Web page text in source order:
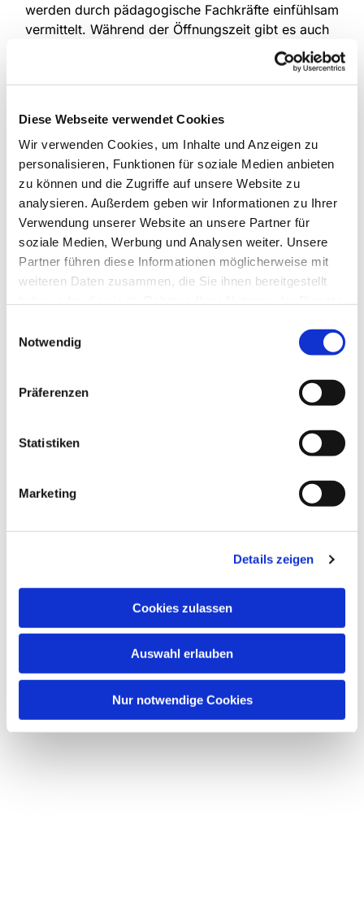
Diese Webseite verwendet Cookies
Wir verwenden Cookies, um Inhalte und Anzeigen zu
personalisieren, Funktionen für soziale Medien anbieten
zu können und die Zugriffe auf unsere Website zu
analysieren. Außerdem geben wir Informationen zu Ihrer
Verwendung unserer Website an unsere Partner für
soziale Medien, Werbung und Analysen weiter. Unsere
Partner führen diese Informationen möglicherweise mit
weiteren Daten zusammen, die Sie ihnen bereitgestellt
Notwendig
Präferenzen
Statistiken
Marketing
Details zeigen
Cookies zulassen
Auswahl erlauben
Nur notwendige Cookies
werden durch pädagogische Fachkräfte einfühlsam
vermittelt. Während der Öffnungszeit gibt es auch
eine kleine Spieleinheit mit den kleinen Kindern,
hier werden erste Fingerspiele und kleine
Bewegungs-, Kreis- und Singspiele angeboten, um
Entwicklung des Kindes zu sensibilisieren. Dieses
Angebot wird unterstützt durch Kollekten der Ev.
Kirche von Westfalen, Familienzentren
und Kooperationen mit Gemeinden aus dem
Kirchenkreis Unna.
Textquelle:Café Knirps® Ev. Bildungsportal Unna
(ev-bildungsportal-unna.de)
Dies könnte Sie auch
interessieren